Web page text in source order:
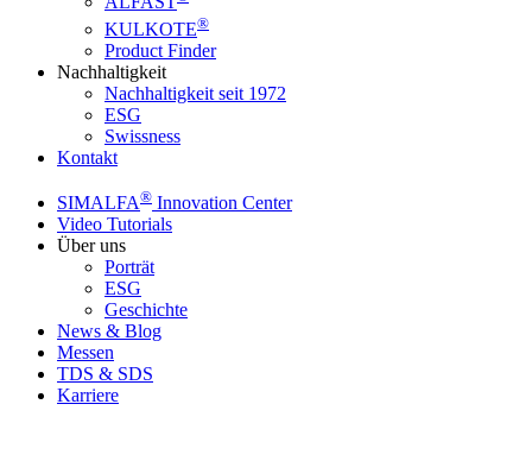
KULKOTE®
Product Finder
Nachhaltigkeit
Nachhaltigkeit seit 1972
ESG
Swissness
Kontakt
SIMALFA® Innovation Center
Video Tutorials
Über uns
Porträt
ESG
Geschichte
News & Blog
Messen
TDS & SDS
Karriere